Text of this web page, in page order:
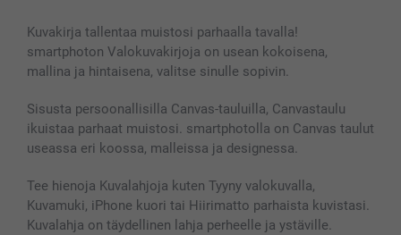
Kännykkä & Tabletti
MyNameBook
Valokuvakehykset & Lisätarvikkeet
Lahjakortti
Kaikki kuvatuotteet
Sivukartta
Ehdot/takuut
smartbonus
Hinnat & maksutavat
Kuvakirja tallentaa muistosi parhaalla tavalla!
smartphoton Valokuvakirjoja on usean kokoisena,
mallina ja hintaisena, valitse sinulle sopivin.
Sisusta persoonallisilla Canvas-tauluilla, Canvastaulu
ikuistaa parhaat muistosi. smartphotolla on Canvas taulut
useassa eri koossa, malleissa ja designessa.
Tee hienoja Kuvalahjoja kuten Tyyny valokuvalla,
Kuvamuki, iPhone kuori tai Hiirimatto parhaista kuvistasi.
Kuvalahja on täydellinen lahja perheelle ja ystäville.